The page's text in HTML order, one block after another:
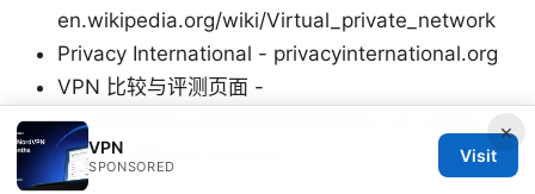
en.wikipedia.org/wiki/Virtual_private_network
Privacy International - privacyinternational.org
VPN 比较与评测页面 -
en.wikipedia.org/wiki/Comparison_of_virtual_p
rivate_network_services
×
VPN
SPONSORED
Visit